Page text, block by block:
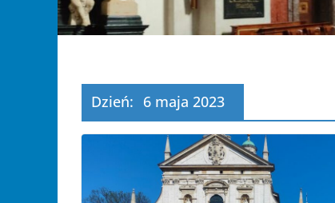
Dzień: 6 maja 2023